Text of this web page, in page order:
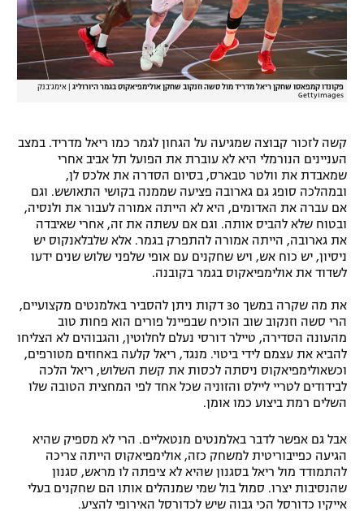
פקונדו קמפאסו שחקן ריאל מדריד מול סשה וזנקוב שחקן אולימפיאקוס בגמר היורוליג
אימג'בנק
GettyImages
קשה לזכור קבוצה שמגיעה על הגחון לגמר כמו ריאל מדריד. במצב
העניינים הנורמלי היא לא עוברת את הפועל תל אביב אחרי
שמאבדת את וולטר טבארס, בסיום הסדרה את אלכס לן,
ובמהלכה סופג גם גארובה פציעה שממנה בקושי התאושש. וגם
אם עברה את האדומים, היא לא הייתה אמורה לעבור את ולנסיה,
ובטוח שלא להביס אותה. וגם אם עשתה את זה, אחרי שאיבדה
את גארובה, הייתה אמורה להתפרק בגמר. אלא שלבלאנקוס יש
ניסיון, יש כוח אש, ויש שחקנים עם אופי שלפני שלוש שנים ידעו
לשדוד את אולימפיאקוס בגמר בקובנה.
את מה שקרה במשך 30 דקות ניתן להסביר באלמנטים מקצועיים,
הרי סשה וזנקוב שוב הוכיח שבפיינל פורים הוא פחות טוב
מהעונה הסדירה, טיילר דורסי נעלם לחלוטין, והגבוהים לא הצליחו
להביא את עצמם לידי ביטוי. מנגד, ריאל קלעה באחוזים מטורפים,
וכשאולימפיאקוס ניסתה לכסות את קשת השלוש, ריאל הלכה
לבידודים לטריי ליילס והזוניה שכל אחד לפי המחצית הטובה שלו
השלים רמת ביצוע כמו אומן.
אבל גם אפשר לדבר באלמנטים מנטאליים. הרי לא מספיק שהיא
הגיעה כפייבוריטית למשחק כזה, אולימפיאקוס הייתה צריכה
להתמודד מול ריאל בסגנון שהיא לא ציפתה לו מראש, סגנון
שהנסיבות יצרו. סמול בול שמי שמנהלים אותו הם שחקנים בעלי
אייקיו כדורסל הכי גבוה שיש לכדורסל האירופי להציע.